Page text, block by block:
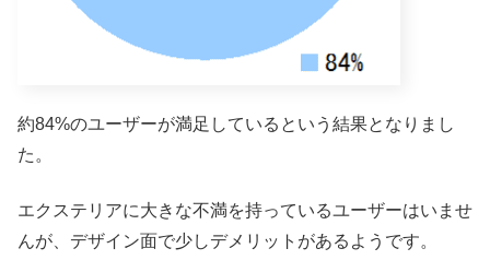
約84%のユーザーが満足しているという結果となりまし
た。
エクステリアに大きな不満を持っているユーザーはいませ
んが、デザイン面で少しデメリットがあるようです。